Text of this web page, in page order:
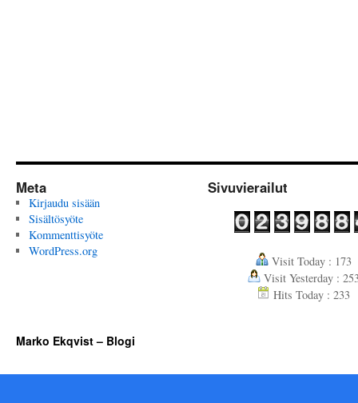
Meta
Kirjaudu sisään
Sisältösyöte
Kommenttisyöte
WordPress.org
Sivuvierailut
Visit Today : 173
Visit Yesterday :
Hits Today : 233
Marko Ekqvist – Blogi